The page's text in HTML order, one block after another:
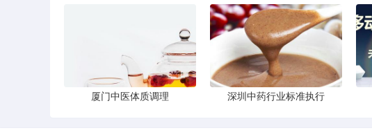
厦门中医体质调理 深圳中药行业标准执行